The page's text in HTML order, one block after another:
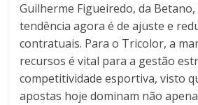
Guilherme Figueiredo, da
tendência agora é de ajuste e
contratuais. Para o Tricolor, a
recursos é vital para a gestão
competitividade esportiva, visto
apostas hoje dominam não